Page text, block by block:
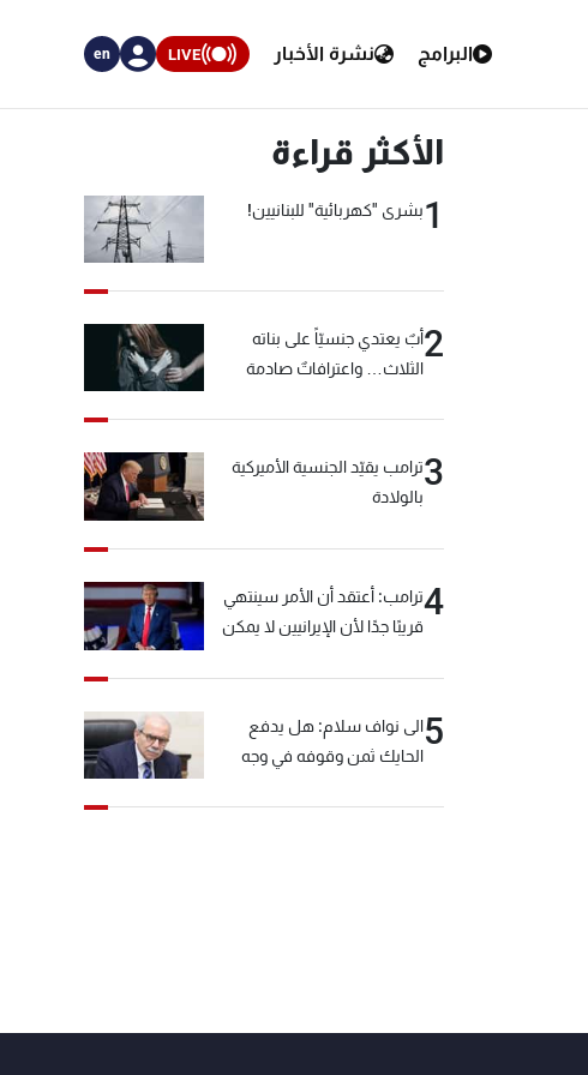
البرامج نشرة الأخبار LIVE
en
الأكثر قراءة
1بشرى "كهربائية" للبنانيين!
2أبٌ يعتدي جنسيّاً على بناته
الثلاث… واعترافاتٌ صادمة
3ترامب يقيّد الجنسية الأميركية
بالولادة
4ترامب: أعتقد أن الأمر سينتهي
قريبًا جدًا لأن الإيرانيين لا يمكن
5الى نواف سلام: هل يدفع
الحايك ثمن وقوفه في وجه